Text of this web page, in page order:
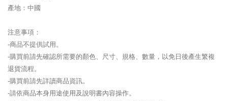
產地：中國
注意事項：
-商品不提供試用。
-購買前請先確認所需要的顏色、尺寸、規格、數量，以免日後產生繁複
退貨流程。
-購買前請先詳讀商品資訊。
-請依商品本身用途使用及說明書內容操作。